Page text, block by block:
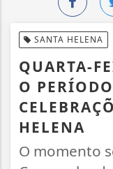
SANTA HELENA
QUARTA-
O
HELENA
O momento